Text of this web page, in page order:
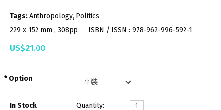
Tags:Anthropology, Politics
229 x 152 mm , 308pp
ISBN / ISSN : 978-962-996-592-1
US$21.00
Option
In Stock Quantity: